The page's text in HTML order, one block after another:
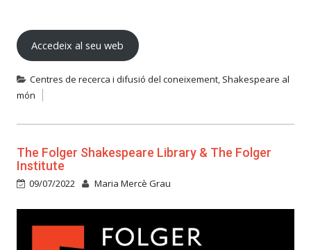
Accedeix al seu web
Centres de recerca i difusió del coneixement, Shakespeare al
món
The Folger Shakespeare Library & The Folger
Institute
09/07/2022 Maria Mercè Grau